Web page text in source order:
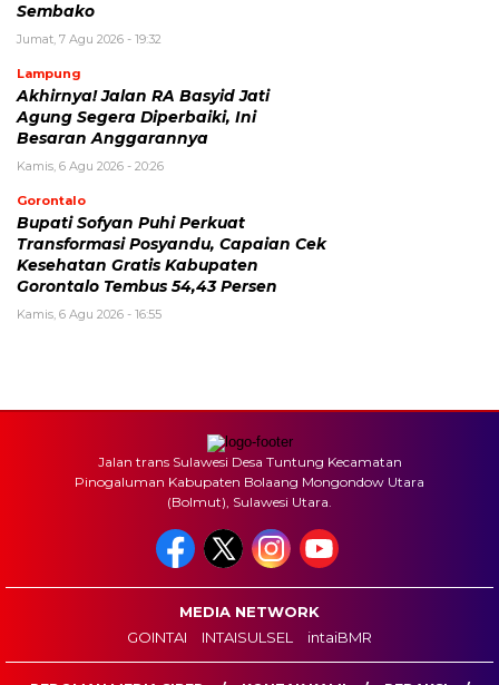
Sembako
Jumat, 7 Agu 2026 - 19:32
Lampung
Akhirnya! Jalan RA Basyid Jati
Agung Segera Diperbaiki, Ini
Besaran Anggarannya
Kamis, 6 Agu 2026 - 20:26
Gorontalo
Bupati Sofyan Puhi Perkuat
Transformasi Posyandu, Capaian Cek
Kesehatan Gratis Kabupaten
Gorontalo Tembus 54,43 Persen
Kamis, 6 Agu 2026 - 16:55
Jalan trans Sulawesi Desa Tuntung Kecamatan
Pinogaluman Kabupaten Bolaang Mongondow Utara
(Bolmut), Sulawesi Utara.
MEDIA NETWORK
GOINTAI
INTAISULSEL intaiBMR